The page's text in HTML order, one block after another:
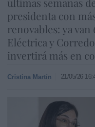
presidenta con
renovables: ya van
Eléctrica y
invertirá más en
Cristina Martín 21/05/26